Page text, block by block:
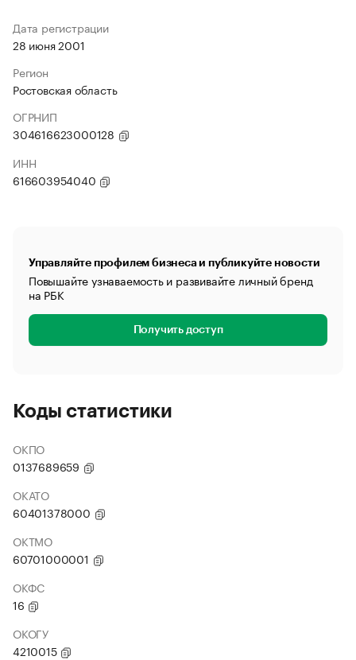
Дата регистрации
28 июня 2001
Регион
Ростовская область
ОГРНИП
304616623000128
ИНН
616603954040
Управляйте профилем бизнеса и публикуйте новости
Повышайте узнаваемость и развивайте личный бренд
на РБК
Получить доступ
Коды статистики
ОКПО
0137689659
ОКАТО
60401378000
ОКТМО
60701000001
ОКФС
16
ОКОГУ
4210015